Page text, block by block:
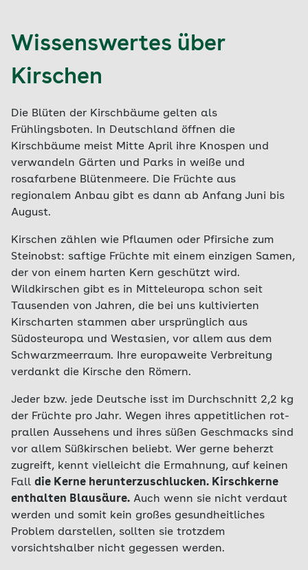
Wissenswertes über
Kirschen
Die Blüten der Kirschbäume gelten als
Frühlingsboten. In Deutschland öffnen die
Kirschbäume meist Mitte April ihre Knospen und
verwandeln Gärten und Parks in weiße und
rosafarbene Blütenmeere. Die Früchte aus
regionalem Anbau gibt es dann ab Anfang Juni bis
August.
Kirschen zählen wie Pflaumen oder Pfirsiche zum
Steinobst: saftige Früchte mit einem einzigen Samen,
der von einem harten Kern geschützt wird.
Wildkirschen gibt es in Mitteleuropa schon seit
Tausenden von Jahren, die bei uns kultivierten
Kirscharten stammen aber ursprünglich aus
Südosteuropa und Westasien, vor allem aus dem
Schwarzmeerraum. Ihre europaweite Verbreitung
verdankt die Kirsche den Römern.
Jeder bzw. jede Deutsche isst im Durchschnitt 2,2 kg
der Früchte pro Jahr. Wegen ihres appetitlichen rot-
prallen Aussehens und ihres süßen Geschmacks sind
vor allem Süßkirschen beliebt. Wer gerne beherzt
zugreift, kennt vielleicht die Ermahnung, auf keinen
Fall die Kerne herunterzuschlucken. Kirschkerne
enthalten Blausäure. Auch wenn sie nicht verdaut
werden und somit kein großes gesundheitliches
Problem darstellen, sollten sie trotzdem
vorsichtshalber nicht gegessen werden.